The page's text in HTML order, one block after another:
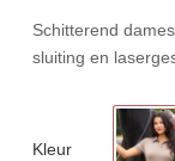
Schitterend
sluiting en
Kleur